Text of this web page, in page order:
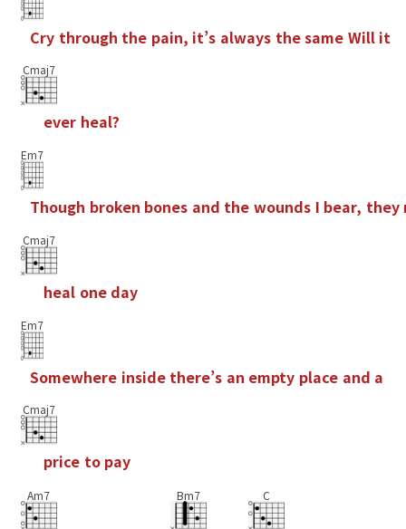
Cry through the pain, it’s always thesame Will it
Cmaj7
ever heal?
Em7
Though broken bones and the wounds I bear, they
Cmaj7
heal one day
Em7
Somewhere inside there’s an empty place and a
Cmaj7
price to pay
Am7 Bm7 C